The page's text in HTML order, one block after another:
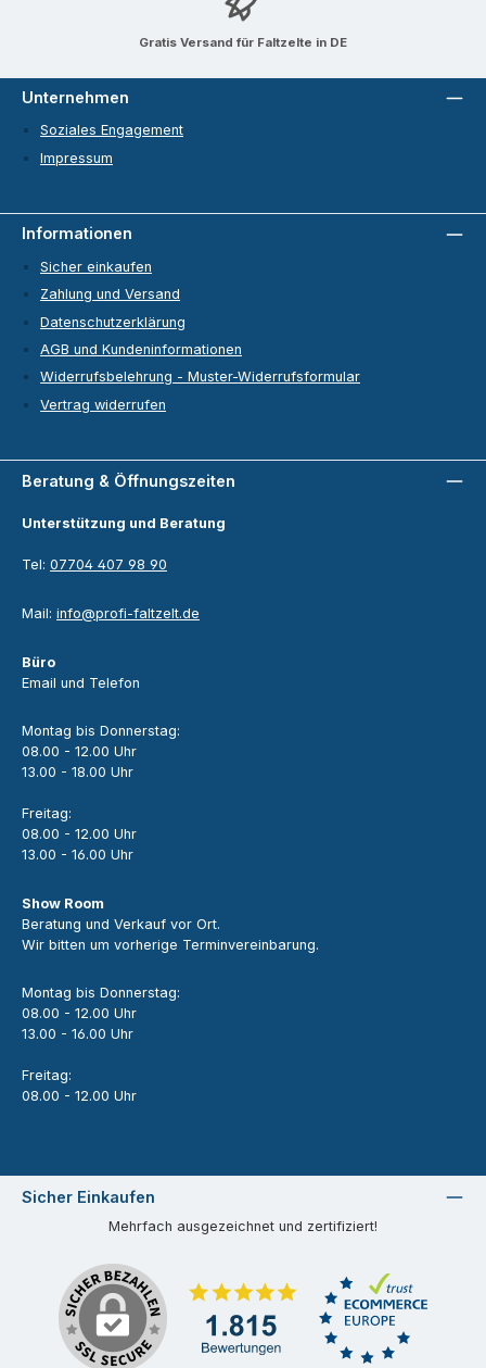
Gratis Versand für Faltzelte in DE
Beratung & Öffnungszeiten
Unterstützung und Beratung
Tel: 07704 407 98 90
Mail: info@profi-faltzelt.de
Büro
Email und Telefon
Montag bis Donnerstag:
08.00 - 12.00 Uhr
13.00 - 18.00 Uhr
Freitag:
08.00 - 12.00 Uhr
13.00 - 16.00 Uhr
Show Room
Beratung und Verkauf vor Ort.
Wir bitten um vorherige Terminvereinbarung.
Montag bis Donnerstag:
08.00 - 12.00 Uhr
13.00 - 16.00 Uhr
Freitag:
08.00 - 12.00 Uhr
Unternehmen
Soziales Engagement
Impressum
Informationen
Sicher einkaufen
Zahlung und Versand
Datenschutzerklärung
AGB und Kundeninformationen
Widerrufsbelehrung - Muster-Widerrufsformular
Vertrag widerrufen
Sicher Einkaufen
Mehrfach ausgezeichnet und zertifiziert!